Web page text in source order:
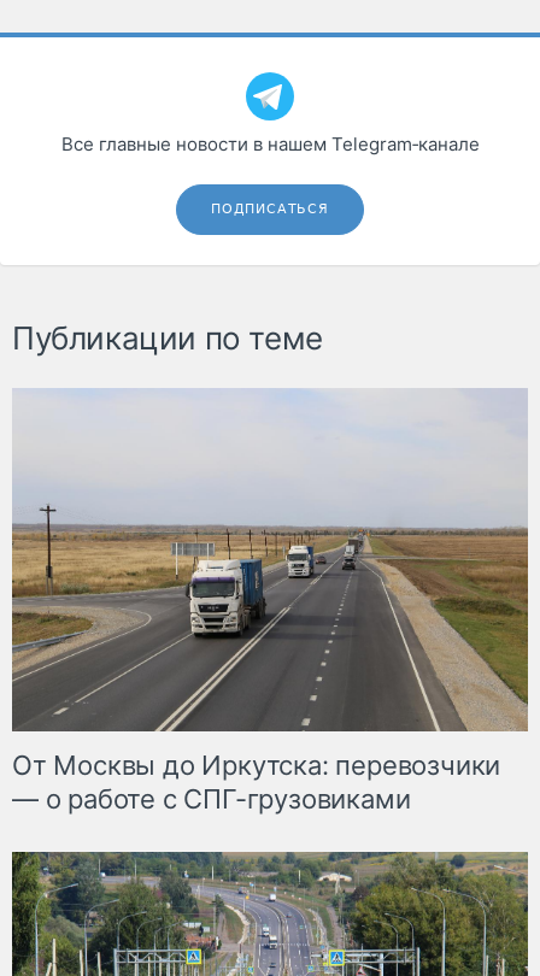
Все главные новости в нашем Telegram‑канале
ПОДПИСАТЬСЯ
Публикации по теме
От Москвы до Иркутска: перевозчики
— о работе с СПГ-грузовиками